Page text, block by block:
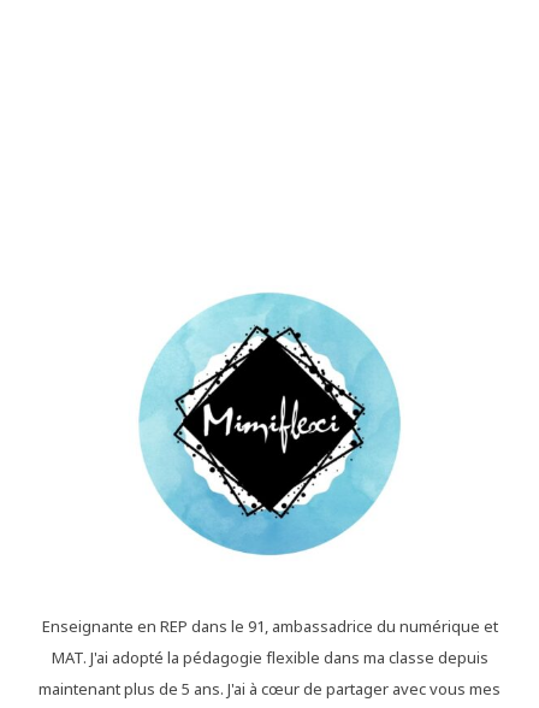
Enseignante en REP dans le 91, ambassadrice du numérique et
MAT. J'ai adopté la pédagogie flexible dans ma classe depuis
maintenant plus de 5 ans. J'ai à cœur de partager avec vous mes